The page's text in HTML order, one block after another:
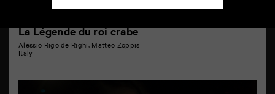
La Légende du roi crabe
Alessio Rigo de Righi, Matteo Zoppis
Italy